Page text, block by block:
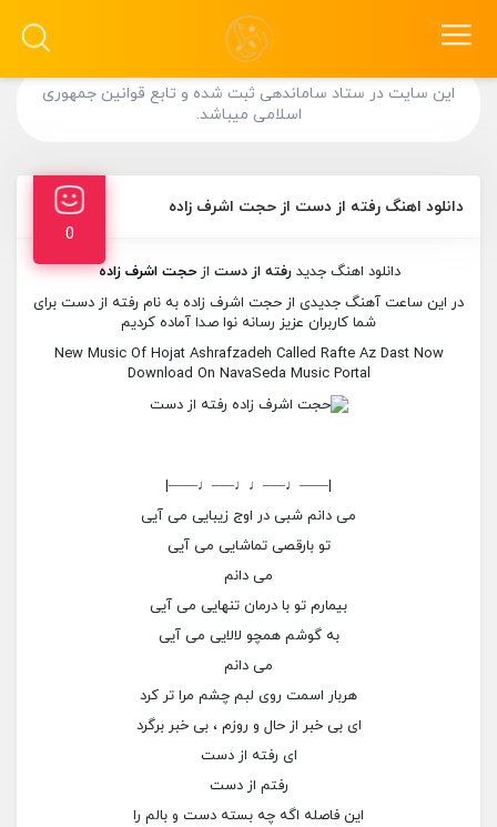
این سایت در ستاد ساماندهی ثبت شده و تابع قوانین جمهوری
اسلامی میباشد.
دانلود اهنگ رفته از دست از حجت اشرف زاده
0
دانلود اهنگ جدید رفته از دست از حجت اشرف زاده
در این ساعت آهنگ جدیدی از حجت اشرف زاده به نام رفته از دست برای
شما کاربران عزیز رسانه نوا صدا آماده کردیم
New Music Of Hojat Ashrafzadeh Called Rafte Az Dast Now
Download On NavaSeda Music Portal
|——♩—–♩♩—–♩——|
می دانم شبی در اوج زیبایی می آیی
تو بارقصی تماشایی می آیی
می دانم
بیمارم تو با درمان تنهایی می آیی
به گوشم همچو لالایی می آیی
می دانم
هربار اسمت روی لبم چشم مرا تر کرد
ای بی خبر از حال و روزم ، بی خبر برگرد
ای رفته از دست
رفتم از دست
این فاصله اگه چه بسته دست و بالم را